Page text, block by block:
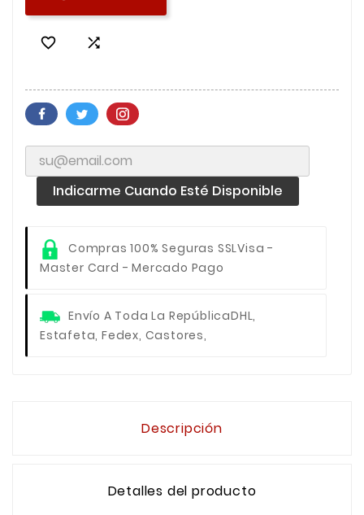
 
Indicarme Cuando Esté Disponible
Compras 100% Seguras SSLVisa -
Master Card - Mercado Pago
Envío A Toda La RepúblicaDHL,
Estafeta, Fedex, Castores,
Descripción
Detalles del producto